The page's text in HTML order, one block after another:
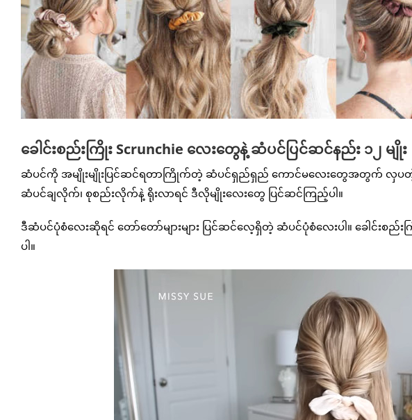
ခေါင်းစည်းကြိုး Scrunchie လေးတွေနဲ့ ဆံပင်ပြင်ဆင်နည်း ၁၂ မျိုး
ဆံပင်ကို အမျိုးမျိုးပြင်ဆင်ရတာကြိုက်တဲ့ ဆံပင်ရှည်ရှည် ကောင်မလေးတွေအတွက် လှပတဲ့
ဆံပင်ချလိုက်၊ စုစည်းလိုက်နဲ့ ရိုးလာရင် ဒီလိုမျိုးလေးတွေ ပြင်ဆင်ကြည့်ပါ။
ဒီဆံပင်ပုံစံလေးဆိုရင် တော်တော်များများ ပြင်ဆင်လေ့ရှိတဲ့ ဆံပင်ပုံစံလေးပါ။ ခေါင်းစ
ပါ။